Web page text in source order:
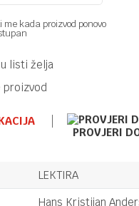
me kada proizvod ponovo
listi želja
proizvod
PROVJERI
LEKTIRA
Hans Kristijan